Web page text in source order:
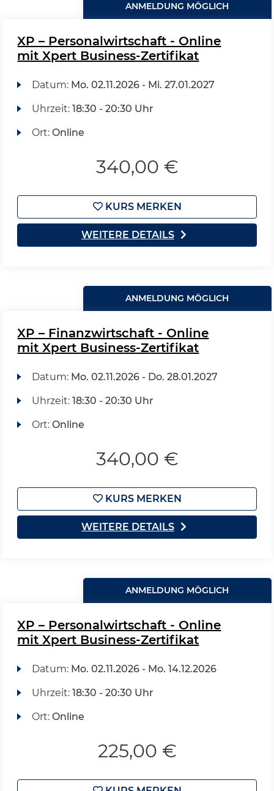
ANMELDUNG MÖGLICH
XP – Personalwirtschaft - Online
mit Xpert Business-Zertifikat
Datum: Mo. 02.11.2026 - Mi. 27.01.2027
Uhrzeit: 18:30 - 20:30 Uhr
Ort: Online
340,00 €
KURS MERKEN
WEITERE DETAILS
ANMELDUNG MÖGLICH
XP – Finanzwirtschaft - Online
mit Xpert Business-Zertifikat
Datum: Mo. 02.11.2026 - Do. 28.01.2027
Uhrzeit: 18:30 - 20:30 Uhr
Ort: Online
340,00 €
KURS MERKEN
WEITERE DETAILS
ANMELDUNG MÖGLICH
XP – Personalwirtschaft - Online
mit Xpert Business-Zertifikat
Datum: Mo. 02.11.2026 - Mo. 14.12.2026
Uhrzeit: 18:30 - 20:30 Uhr
Ort: Online
225,00 €